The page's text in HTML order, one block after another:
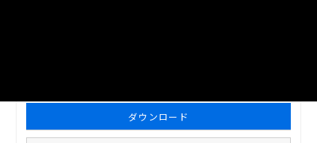
ダウンロード